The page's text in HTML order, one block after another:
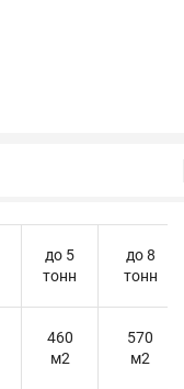
до 5
тонн
до 8
тонн
460
м2
570
м2